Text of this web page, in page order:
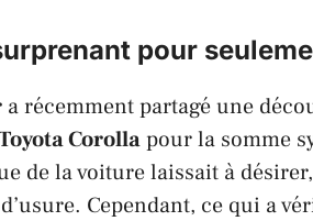
pour
a récemment partagé une
Corollapour la somme
de la voiture laissait à
Cependant, ce qui a